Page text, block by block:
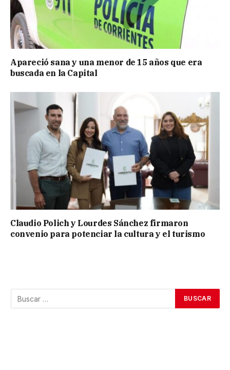
Apareció sana y una menor de 15 años que era
buscada en la Capital
Claudio Polich y Lourdes Sánchez firmaron
convenio para potenciar la cultura y el turismo